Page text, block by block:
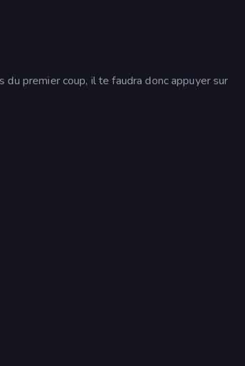
premier coup, il te faudra donc appuyer sur